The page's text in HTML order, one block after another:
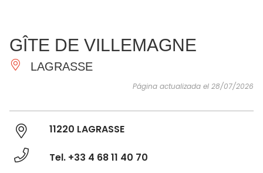
IMPRESCINDIBLES
HACER
INSPIRACIONES
GÎTE DE VILLEMAGNE
LAGRASSE
Página actualizada el 28/07/2026
11220 LAGRASSE
Tel. +33 4 68 11 40 70